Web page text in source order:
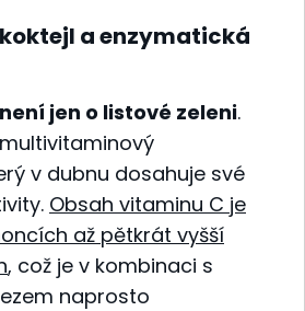
a enzymatická
jen o listové zeleni.
v dubnu dosahuje své
Obsah vitaminu C je
až pětkrát vyšší
, což je v kombinaci s
naprosto